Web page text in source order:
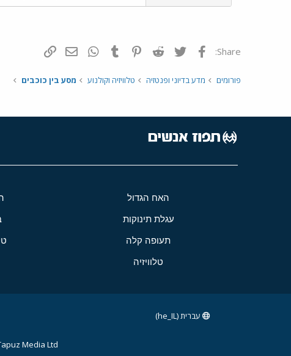
Share: פייסבוק Twitter
Reddit
Pinterest
Tumblr
WhatsAppדואר אלקטרוני
פורומים מדע בדיוני ופנטזיה טלוויזיה וקולנוע מסע בין כוכבים
האח הגדול
עגלת תינוקות
תעופה קלה
טלוויזיה
עברית (he_IL)
Media Ltd.